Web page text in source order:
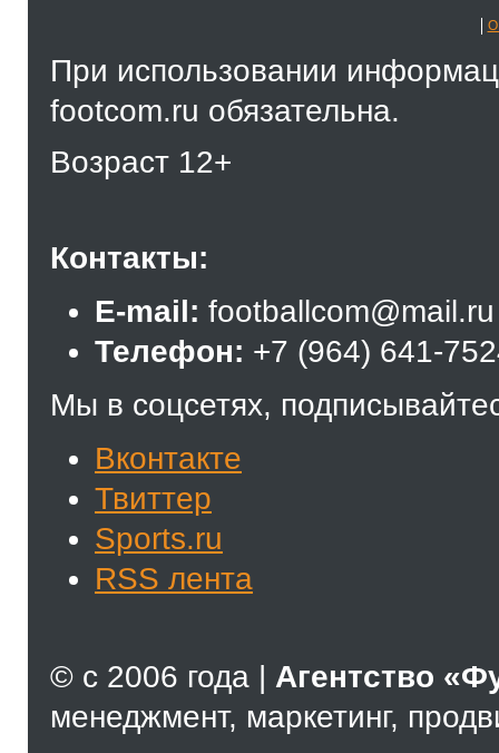
О
При использовании
footcom.ru обязательна.
Возраст 12+
Контакты:
E-mail: footballcom@mail.ru
Телефон: +7 (964) 641-
Мы в соцсетях,
Вконтакте
Твиттер
Sports.ru
RSS лента
© с 2006 года | Агентство
менеджмент, маркетинг,